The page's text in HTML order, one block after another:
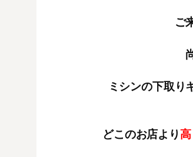
ご
ミシンの下取り
どこのお店より